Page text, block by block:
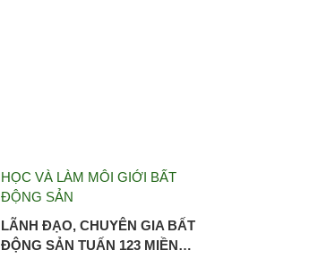
HỌC VÀ LÀM MÔI GIỚI BẤT
ĐỘNG SẢN
LÃNH ĐẠO, CHUYÊN GIA BẤT
ĐỘNG SẢN TUẤN 123 MIỀN…